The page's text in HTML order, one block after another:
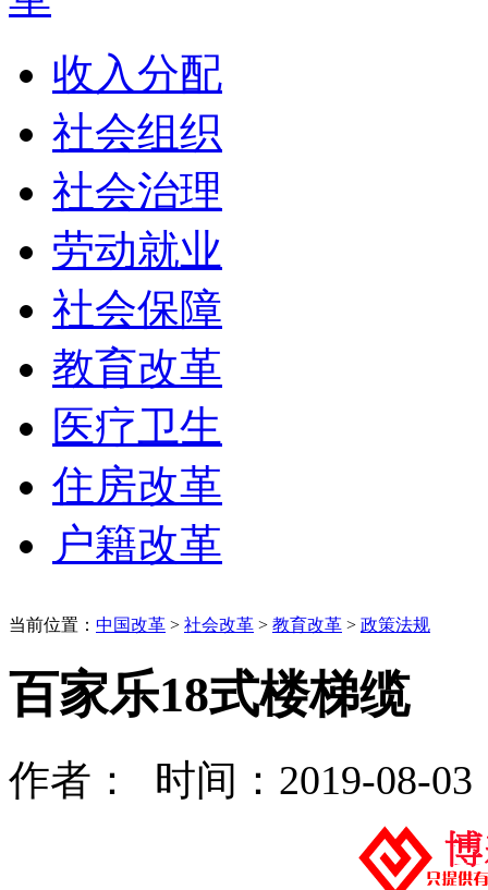
收入分配
社会组织
社会治理
劳动就业
社会保障
教育改革
医疗卫生
住房改革
户籍改革
当前位置： 中国改革 > 社会改革 > 教育改革 > 政策法规
百家乐18式楼梯缆
作者： 时间：2019-08-03